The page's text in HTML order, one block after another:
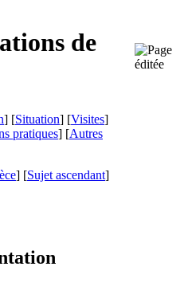
de
] [Situation] [Visites]
pratiques] [Autres
] [Sujet ascendant]